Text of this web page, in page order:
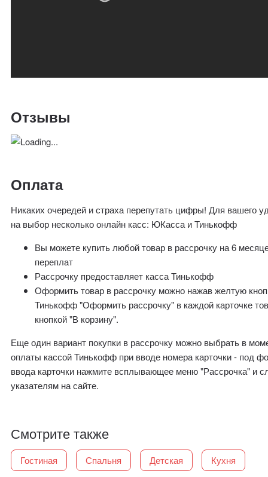
Отзывы
Оплата
Никаких очередей и страха перепутать цифры! Для вашего
на выбор несколько онлайн касс: ЮКасса и Тинькофф
Вы можете купить любой товар в рассрочку на 6
переплат
Рассрочку предоставляет касса Тинькофф
Оформить товар в рассрочку можно нажав желтую
Тинькофф "Оформить рассрочку" в каждой карточке
кнопкой "В корзину".
Еще один вариант покупки в рассрочку можно выбрать в
оплаты кассой Тинькофф при вводе номера карточки - под
ввода карточки нажмите всплывающее меню "Рассрочка" и
указателям на сайте.
Смотрите также
Гостиная Спальня Детская Кухня